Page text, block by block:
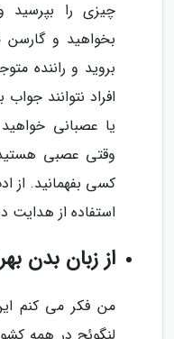
چیزی را بپرسید
بخواهید و گارسن
بروید و راننده
افراد نتوانند
یا عصبانی
وقتی عصبی
کسی بفهمانید. از
استفاده از هدایت
از زبان بدن
من فکر می کنم